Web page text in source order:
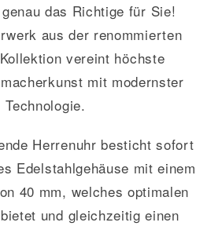
das Richtige für Sie!
aus der renommierten
vereint höchste
mit modernster
Technologie.
Herrenuhr besticht sofort
Edelstahlgehäuse mit einem
40 mm, welches optimalen
und gleichzeitig einen